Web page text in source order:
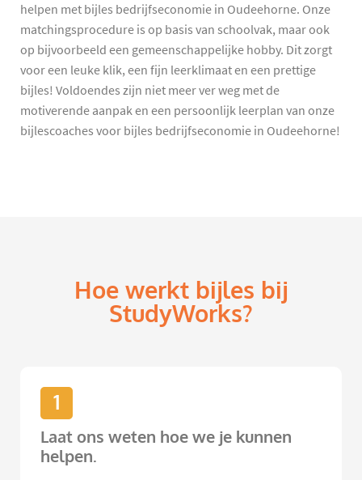
helpen met bijles bedrijfseconomie in Oudeehorne. Onze
matchingsprocedure is op basis van schoolvak, maar ook
op bijvoorbeeld een gemeenschappelijke hobby. Dit zorgt
voor een leuke klik, een fijn leerklimaat en een prettige
bijles! Voldoendes zijn niet meer ver weg met de
motiverende aanpak en een persoonlijk leerplan van onze
bijlescoaches voor bijles bedrijfseconomie in Oudeehorne!
Hoe werkt bijles bij
StudyWorks?
1
Laat ons weten hoe we je kunnen
helpen.